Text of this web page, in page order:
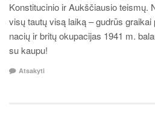
Konstitucinio ir Aukščiausio teismų.
visų tautų visą laiką – gudrūs
nacių ir britų okupacijas 1941 m.
su kaupu!
Atsakyti